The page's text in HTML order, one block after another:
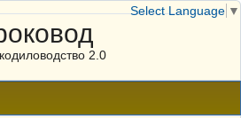
2.0
Select Language ▼